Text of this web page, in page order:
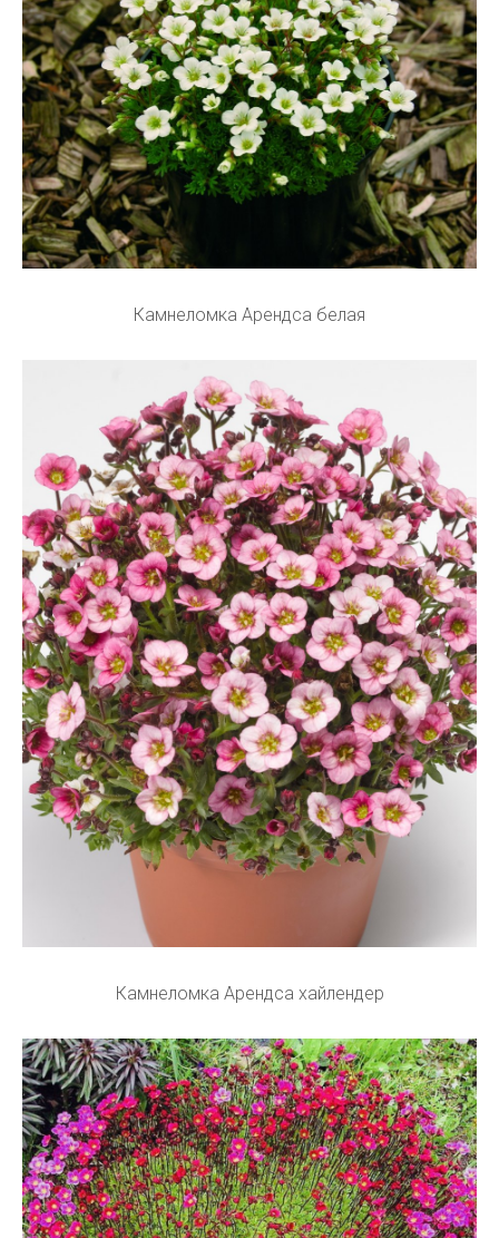
Камнеломка Арендса белая
Камнеломка Арендса хайлендер